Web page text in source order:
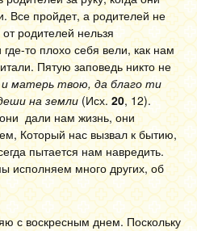
Все пройдет, а родителей не
родителей нельзя
то плохо себя вели, как нам
Пятую заповедь никто не
матерь твою, да благо ти
на земли(Исх. 20, 12).
дали нам жизнь, они
Который нас вызвал к бытию,
пытается нам навредить.
исполняем много других, об
с воскресным днем. Поскольку